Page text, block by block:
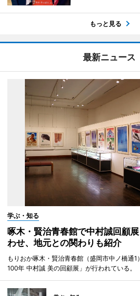
もっと見る
最新ニュース
学ぶ・知る
啄木・賢治青春館で中村誠回顧
わせ、地元との関わりも紹介
もりおか啄木・賢治青春館（盛岡市中ノ橋通
100年 中村誠 美の回顧展」が行われている。